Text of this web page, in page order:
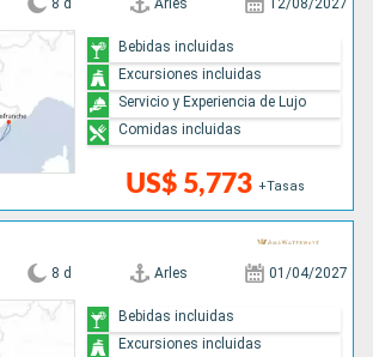
8 d Arles 12/08/2027
US$ 5,773 +Tasas
Bebidas incluidas
Excursiones incluidas
Servicio y Experiencia de Lujo
Comidas incluidas
8 d Arles 01/04/2027
Bebidas incluidas
Excursiones incluidas